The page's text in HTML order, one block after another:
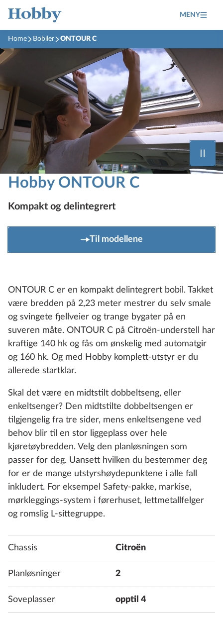
MENY
Home Bobiler ONTOUR C
Hobby ONTOUR C
Kompakt og delintegrert
Til modellene
ONTOUR C er en kompakt delintegrert bobil. Takket
være bredden på 2,23 meter mestrer du selv smale
og svingete fjellveier og trange bygater på en
suveren måte. ONTOUR C på Citroën-understell har
kraftige 140 hk og fås om ønskelig med automatgir
og 160 hk. Og med Hobby komplett-utstyr er du
allerede startklar.
Skal det være en midtstilt dobbeltseng, eller
enkeltsenger? Den midtstilte dobbeltsengen er
tilgjengelig fra tre sider, mens enkeltsengene ved
behov blir til en stor liggeplass over hele
kjøretøybredden. Velg den planløsningen som
passer for deg. Uansett hvilken du bestemmer deg
for er de mange utstyrshøydepunktene i alle fall
inkludert. For eksempel Safety-pakke, markise,
mørkleggings-system i førerhuset, lettmetallfelger
og romslig L-sittegruppe.
Chassis Citroën
Planløsninger 2
Soveplasser opptil 4